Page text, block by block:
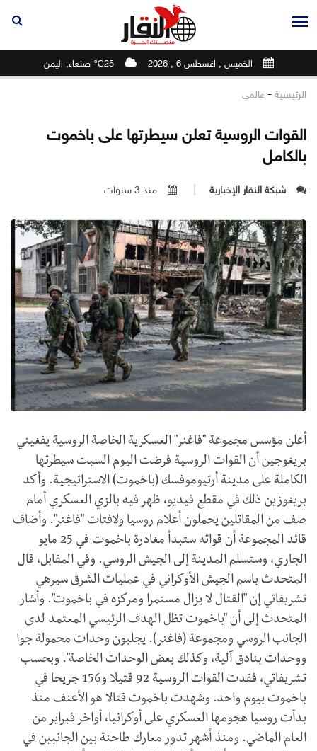
الخميس , اغسطس 6 , 2026 25℃ صنعاء, اليمن
الرئيسية - عالمي
القوات الروسية تعلن سيطرتها على باخموت
بالكامل
شبكة النقار الإخبارية منذ 3 سنوات
أعلن مؤسس مجموعة "فاغنر" العسكرية الخاصة الروسية يفغيني
بريغوجين أن القوات الروسية فرضت اليوم السبت سيطرتها
الكاملة على مدينة أرتيوموفسك (باخموت) الاستراتيجية. وأكد
بريغوزين ذلك في مقطع فيديو، ظهر فيه بالزي العسكري أمام
صف من المقاتلين يحملون أعلام روسيا ولافتات "فاغنر". وأضاف
قائد المجموعة أن قواته ستبدأ مغادرة باخموت في 25 مايو
الجاري، وستسلم المدينة إلى الجيش الروسي. وفي المقابل، قال
المتحدث باسم الجيش الأوكراني في عمليات الشرق سيرهي
تشريفاتي إن "القتال لا يزال مستمرا ومركزه في باخموت". وأشار
المتحدث إلى أن "باخموت تظل الهدف الرئيسي المعتمد لدى
الجانب الروسي ومجموعة (فاغنر). يجلبون وحدات محمولة جوا
ووحدات بنادق آلية، وكذلك بعض الوحدات الخاصة". وبحسب
تشريفاتي، فقدت القوات الروسية 92 قتيلا و156 جريحا في
باخموت بيوم واحد. وشهدت باخموت قتالا هو الأعنف منذ
بدأت روسيا هجومها العسكري على أوكرانيا، أواخر فبراير من
العام الماضي. ومنذ أشهر تدور معارك طاحنة بين الجانبين في